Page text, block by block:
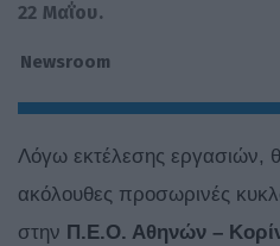
22 Μαΐου.
Newsroom
Λόγω εκτέλεσης εργασιών,
ακόλουθες προσωρινές
στην Π.Ε.Ο. Αθηνών –